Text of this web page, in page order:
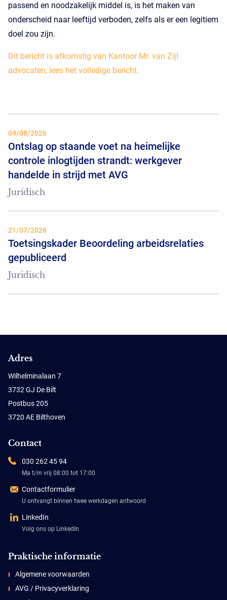
passend en noodzakelijk middel is, is het maken van
onderscheid naar leeftijd verboden, zelfs als er een legitiem
doel zou zijn.
Dit bericht is afkomstig van Kantoor Mr. van Zijl
advocaten, lees het volledige bericht.
04/08/2026
Ontslag op staande voet na heimelijke
controle inlogtijden strandt: werkgever
handelde in strijd met AVG
Juridisch
21/07/2026
Toetsingskader Beoordeling arbeidsrelaties
gepubliceerd
Juridisch
Adres
Wilhelminalaan 7
3732 GJ De Bilt
Postbus 205
3720 AE Bilthoven
Contact
030 262 45 94
Ma t/m vrij 08:00 tot 17:00
Contactformulier
U ontvangt binnen twee werkdagen antwoord
LinkedIn
Volg ons op LinkedIn
Praktische informatie
Algemene voorwaarden
AVG / Privacyverklaring